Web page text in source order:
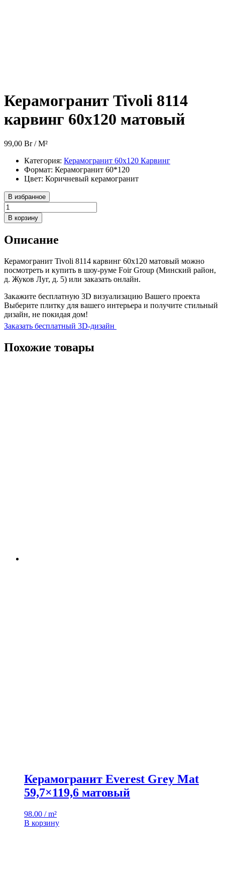
Керамогранит Tivoli 8114
карвинг 60х120 матовый
99,00 Br/ M²
Категория: Керамогранит 60х120 Карвинг
Формат: Керамогранит 60*120
Цвет: Коричневый керамогранит
В избранное
Количество
товара
Керамогранит
8114
60х120
матовый
В корзину
Описание
Керамогранит Tivoli 8114 карвинг 60х120 матовый можно
посмотреть и купить в шоу-руме Foir Group (Минский район,
д. Жуков Луг, д. 5) или заказать онлайн.
Закажите бесплатную 3D визуализацию Вашего проекта
Выберите плитку для вашего интерьера и получите стильный
дизайн, не покидая дом!
Заказать бесплатный 3D-дизайн
Похожие товары
Керамогранит Everest Grey Mat
59,7×119,6 матовый
98.00 / m²
В корзину